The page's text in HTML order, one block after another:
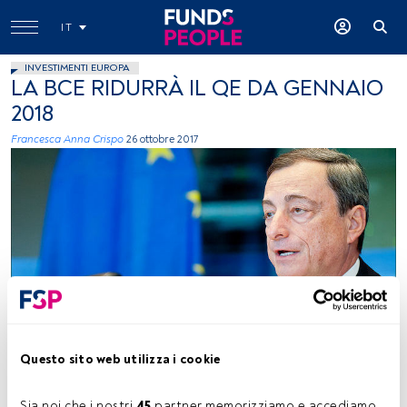
Questo sito web utilizza i cookie
IT
INVESTIMENTI EUROPA
LA BCE RIDURRÀ IL QE DA GENNAIO
2018
Francesca Anna Crispo 26 ottobre 2017
European Parliament, Flickr, Creative Commons